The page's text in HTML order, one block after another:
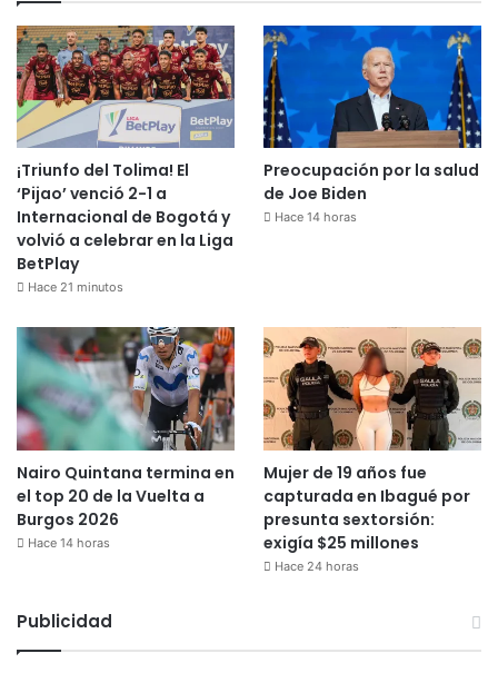
¡Triunfo del Tolima! El
‘Pijao’ venció 2-1 a
Internacional de Bogotá y
volvió a celebrar en la Liga
BetPlay
Hace 21 minutos
Preocupación por la salud
de Joe Biden
Hace 14 horas
Nairo Quintana termina en
el top 20 de la Vuelta a
Burgos 2026
Hace 14 horas
Mujer de 19 años fue
capturada en Ibagué por
presunta sextorsión:
exigía $25 millones
Hace 24 horas
Publicidad